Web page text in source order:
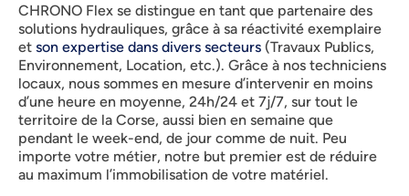
CHRONO Flex se distingue en tant que partenaire des
solutions hydrauliques, grâce à sa réactivité exemplaire
et son expertise dans divers secteurs (Travaux Publics,
Environnement, Location, etc.). Grâce à nos techniciens
locaux, nous sommes en mesure d’intervenir en moins
d’une heure en moyenne, 24h/24 et 7j/7, sur tout le
territoire de la Corse, aussi bien en semaine que
pendant le week-end, de jour comme de nuit. Peu
importe votre métier, notre but premier est de réduire
au maximum l’immobilisation de votre matériel.